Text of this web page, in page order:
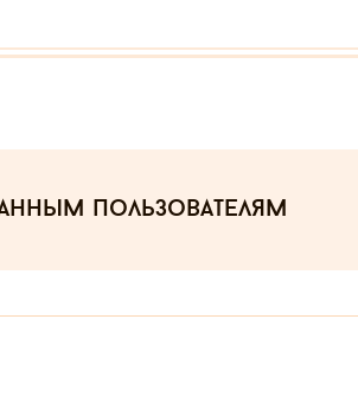
пользователям